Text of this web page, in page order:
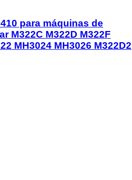
para máquinas de
M322C M322D M322F
MH3024 MH3026 M322D2